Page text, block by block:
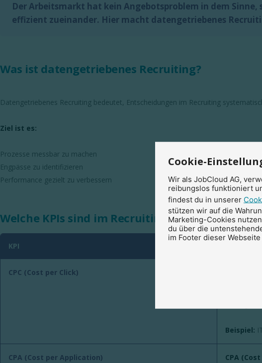
Der Arbeitsmarkt hat kein Angebotsproblem in dem
effizient zueinander. Hier macht datengetriebenes
Was ist datengetriebenes Recruiting?
Datengetriebenes Recruiting bedeutet, Entscheidungen im Recruiting
Ziel ist es:
Prozesse messbar zu machen
Engpässe zu identifizieren
Performance gezielt zu verbessern
Welche KPIs sind im Recruiting entscheidend?
KPI
CPC (Cost per Click)
CPC
Beispiel:
CPA (Cost per Application)
CPA
Cookie-
Wir als JobCloud AG,
reibungslos funktioniert
findest du in unserer
stützen wir auf die
Marketing-Cookies
du über die
im Footer dieser